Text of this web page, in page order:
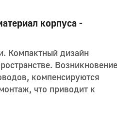
корпуса -
Компактный дизайн
Возникновение
компенсируются
что приводит к